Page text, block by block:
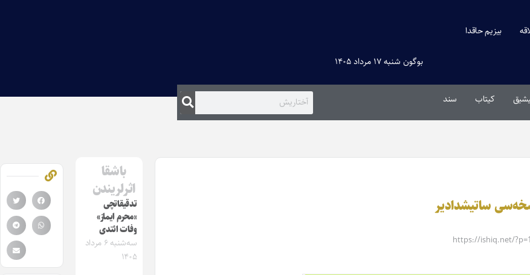
بیزیم حاقدا
بوگون شنبه ۱۷ مرداد ۱۴۰۵
کیتاب سند
ساتیشدادیر
https://ishiq.net/
باشقا
اثرلریندن
تدقیقاتچی
«محرم ایماز»
وفات ائتدی
سه‌شنبه ۶ مرداد
۱۴۰۵